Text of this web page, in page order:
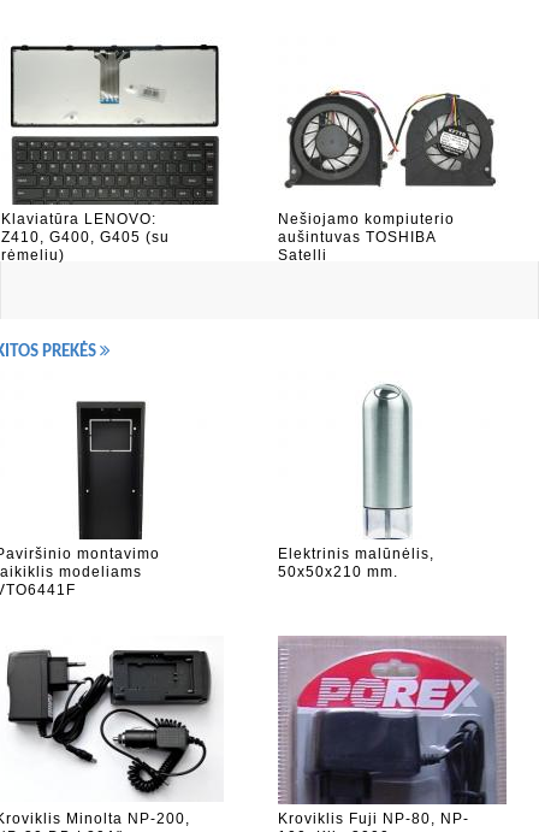
Klaviatūra LENOVO:
Z410, G400, G405 (su
rėmeliu)
Nešiojamo kompiuterio
aušintuvas TOSHIBA
Satelli
PREKĖS
montavimo
modeliams
Elektrinis malūnėlis,
50x50x210 mm.
Minolta NP-200,
Kroviklis Fuji NP-80, NP-